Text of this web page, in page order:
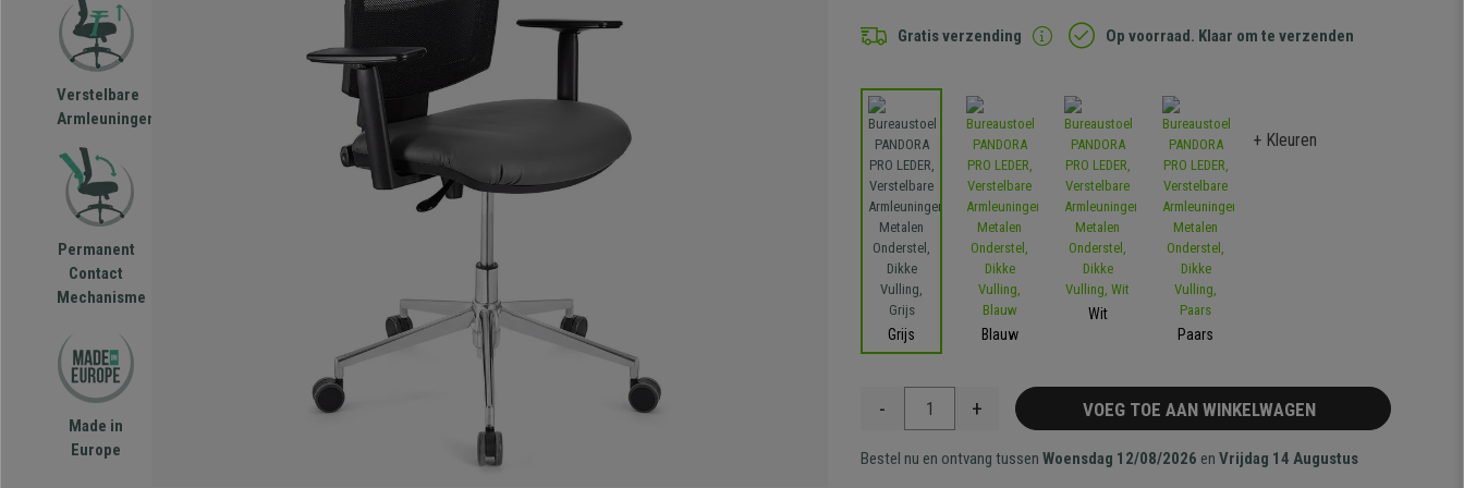
Verstelbare
Armleuningen
Permanent
Contact
Mechanisme
Made in
Europe
Gratis verzending Op voorraad. Klaar om te verzenden
Grijs Blauw
Wit
Paars
+ Kleuren
- + VOEG TOE AAN WINKELWAGEN
Bestel nu en ontvang tussenWoensdag 12/08/2026 enVrijdag 14 Augustus